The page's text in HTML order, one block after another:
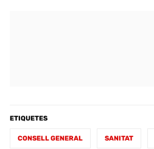
ETIQUETES
CONSELL GENERAL SANITAT